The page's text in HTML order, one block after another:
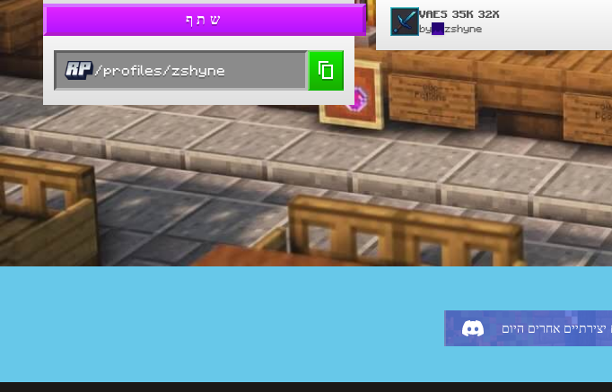
שתף
/profiles/zshyne
VAES 35K 32X
by zshyne